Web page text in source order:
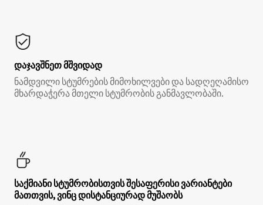
დაჯავშნეთ მშვიდად
ნამდვილი სტუმრების მიმოხილვები და სადღეღამისო
მხარდაჭერა მთელი სტუმრობის განმავლობაში.
საქმიანი სტუმრობისთვის შესაფერისი ვარიანტები
მათთვის, ვინც დისტანციურად მუშაობს